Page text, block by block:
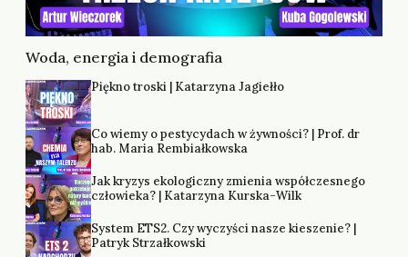
Woda, energia i demografia
Piękno troski | Katarzyna Jagiełło
Co wiemy o pestycydach w żywności? | Prof. dr
hab. Maria Rembiałkowska
Jak kryzys ekologiczny zmienia współczesnego
człowieka? | Katarzyna Kurska-Wilk
System ETS2. Czy wyczyści nasze kieszenie? |
Patryk Strzałkowski